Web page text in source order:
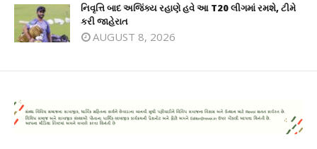
નિવૃત્તિ બાદ અજિંક્ય રહાણે હવે આ T20 લીગમાં રમશે, ટીમે
કરી જાહેરાત
AUGUST 8, 2026